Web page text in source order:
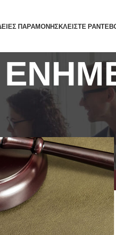
ΠΑΡΑΜΟΝΗΣΚΛΕΙΣΤΕ
μετά το Brexit